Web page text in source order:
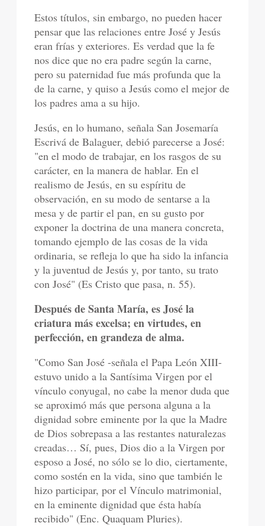
Estos títulos, sin embargo, no pueden hacer
pensar que las relaciones entre José y Jesús
eran frías y exteriores. Es verdad que la fe
nos dice que no era padre según la carne,
pero su paternidad fue más profunda que la
de la carne, y quiso a Jesús como el mejor de
los padres ama a su hijo.
Jesús, en lo humano, señala San Josemaría
Escrivá de Balaguer, debió parecerse a José:
"en el modo de trabajar, en los rasgos de su
carácter, en la manera de hablar. En el
realismo de Jesús, en su espíritu de
observación, en su modo de sentarse a la
mesa y de partir el pan, en su gusto por
exponer la doctrina de una manera concreta,
tomando ejemplo de las cosas de la vida
ordinaria, se refleja lo que ha sido la infancia
y la juventud de Jesús y, por tanto, su trato
con José" (Es Cristo que pasa, n. 55).
Después de Santa María, es José la
criatura más excelsa; en virtudes, en
perfección, en grandeza de alma.
"Como San José -señala el Papa León XIII-
estuvo unido a la Santísima Virgen por el
vínculo conyugal, no cabe la menor duda que
se aproximó más que persona alguna a la
dignidad sobre eminente por la que la Madre
de Dios sobrepasa a las restantes naturalezas
creadas… Sí, pues, Dios dio a la Virgen por
esposo a José, no sólo se lo dio, ciertamente,
como sostén en la vida, sino que también le
hizo participar, por el Vínculo matrimonial,
en la eminente dignidad que ésta había
recibido" (Enc. Quaquam Pluries).